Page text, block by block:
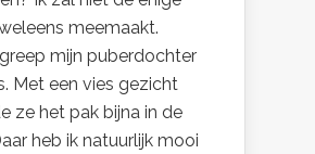
meemaakt.
mijn puberdochter
Met een vies gezicht
ze het pak bijna in de
heb ik natuurlijk mooi